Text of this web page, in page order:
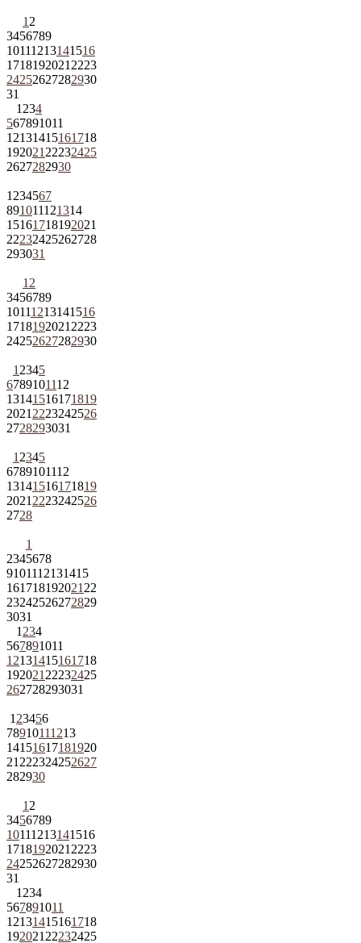
1 2
3456789
10111213141516
1718192021 2223
24252627282930
31
1 234
567891011
12131415161718
192021 22232425
2627282930
1 234567
891011121314
15161718192021
22232425262728
293031
1 2
3456789
10111213141516
1718192021 2223
24252627282930
1 2345
6789101112
13141516171819
2021 2223242526
2728293031
1 2345
6789101112
13141516171819
2021 2223242526
2728
1
2345678
9101112131415
161718192021 22
23242526272829
3031
1 234
567891011
12131415161718
192021 22232425
262728293031
1 23456
78910111213
14151617181920
21 222324252627
282930
1 2
3456789
10111213141516
1718192021 2223
24252627282930
31
1 234
567891011
12131415161718
192021 22232425